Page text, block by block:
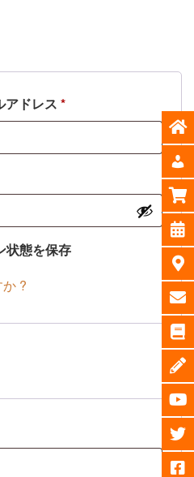
アドレス *必
状態を保存
?